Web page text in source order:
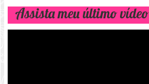
Assista meu último vídeo